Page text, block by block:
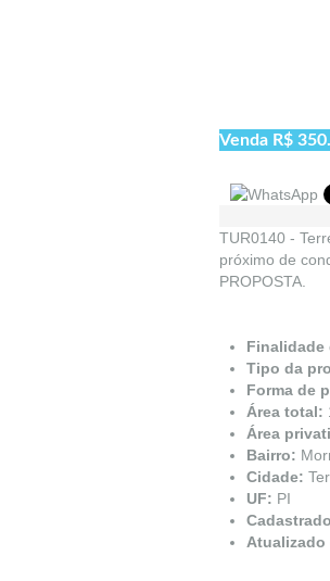
Venda R$
TUR0140 -
próximo de
PROPOSTA.
Finalidade
Tipo da
Forma de
Área total:
Área
Bairro:
Cidade:
UF: PI
Atualizado